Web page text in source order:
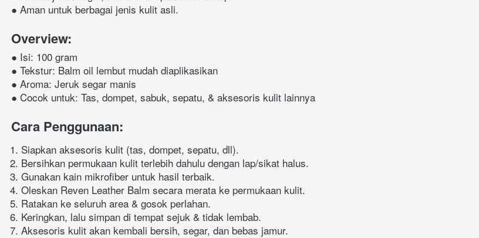
● Aman untuk berbagai jenis kulit asli.
Overview:
● Isi: 100 gram
● Tekstur: Balm oil lembut mudah diaplikasikan
● Aroma: Jeruk segar manis
● Cocok untuk: Tas, dompet, sabuk, sepatu, & aksesoris kulit lainnya
Cara Penggunaan:
Siapkan aksesoris kulit (tas, dompet, sepatu, dll).
Bersihkan permukaan kulit terlebih dahulu dengan lap/sikat halus.
Gunakan kain mikrofiber untuk hasil terbaik.
Oleskan Reven Leather Balm secara merata ke permukaan kulit.
Ratakan ke seluruh area & gosok perlahan.
Keringkan, lalu simpan di tempat sejuk & tidak lembab.
Aksesoris kulit akan kembali bersih, segar, dan bebas jamur.